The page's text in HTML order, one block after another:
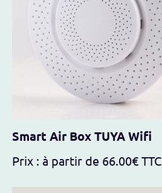
Smart Air Box TUYA Wifi
Prix : à partir de 66.00€ TTC